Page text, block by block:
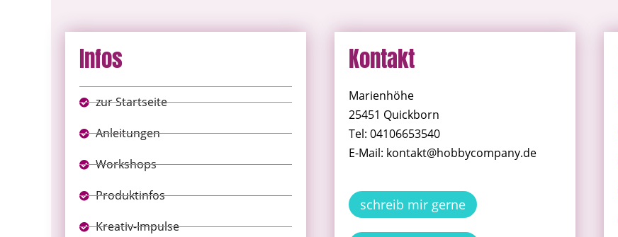
Infos
zur Startseite
Anleitungen
Workshops
Produktinfos
Kreativ-Impulse
Kontakt
Marienhöhe
25451 Quickborn
Tel: 04106653540
E-Mail: kontakt@hobbycompany.de
schreib mir gerne